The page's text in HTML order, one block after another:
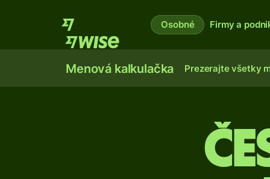
Osobné Firmy a
Menová kalkulačka Prezerajte všetky